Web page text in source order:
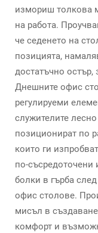
измориш толкова
на работа.
че седенето на
позицията,
достатъчно остър,
Днешните офис
регулируеми
служителите
позиционират по
които ги
по-съсредоточени
болки в гърба
офис столове.
мисъл в
комфорт и